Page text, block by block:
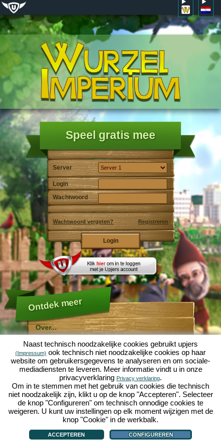
Speel gratis mee
Server
Login
Wachtwoord
Wachtwoord vergeten? Registreren
Ontdek meer
Over...
Molehill Empire ...
... is een leuke economische simulatie, die draait om
een microcosmos tuin. Als gratis browersspel speelt
het af in je webbowers, zonder extra downloads of
software!
Met de hulp van een ijverige tuinkabouter, kun je zelf je
eigen tuin van Eden namaken. Sla, wortelen, aardbeien,
spinazie of uien - Je mag zelf beslissen welke planten je
wilt kweken. Bezoek de vriendelijke stedenTuinzicht en
Bloesemdorpom te handelen met andere spelers, het
kopen van nieuwe planten en decoraties om je tuin op
te fleuren, lever aan je klanten en zorg er voor dat je
goede vrienden wordt met je buren... anders wordt je
wakker en is je tuin omgeploegd door een leger mollen!
Forum|Hulp|Contact/Voorwaarden/Privacy|upjers GmbH|Cookies beheren
Naast technisch noodzakelijke cookies gebruikt upjers
(Impressum) ook technisch niet noodzakelijke cookies op haar
website om gebruikersgegevens te analyseren en om sociale-
mediadiensten te leveren. Meer informatie vindt u in onze
privacyverklaring Privacy verklaring.
Om in te stemmen met het gebruik van cookies die technisch
niet noodzakelijk zijn, klikt u op de knop "Accepteren". Selecteer
de knop "Configureren" om technisch onnodige cookies te
weigeren. U kunt uw instellingen op elk moment wijzigen met de
knop "Cookie" in de werkbalk.
ACCEPTEREN CONFIGUREREN